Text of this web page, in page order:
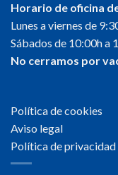
Horario de oficina
Lunes a viernes de
Sábados de 10:00h a
No cerramos por
Política de cookies
Aviso legal
Política de privacidad